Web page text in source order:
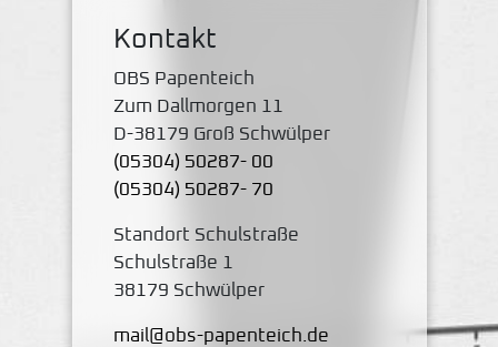
Kontakt
OBS Papenteich
Zum Dallmorgen 11
D-38179 Groß Schwülper
(05304) 50287- 00
(05304) 50287- 70
Standort Schulstraße
Schulstraße 1
38179 Schwülper
mail@obs-papenteich.de